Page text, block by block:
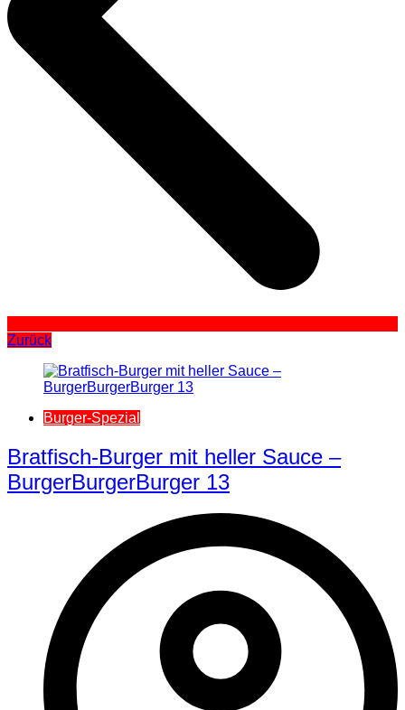
Zurück
Burger-Spezial
Bratfisch-Burger mit heller Sauce –
BurgerBurgerBurger 13